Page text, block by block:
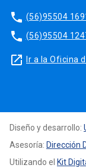
phone (56)95504
phone (56)95504
launch Ir a la Oficina
Diseño y desarrollo:
Asesoría: Dirección
Utilizando el Kit